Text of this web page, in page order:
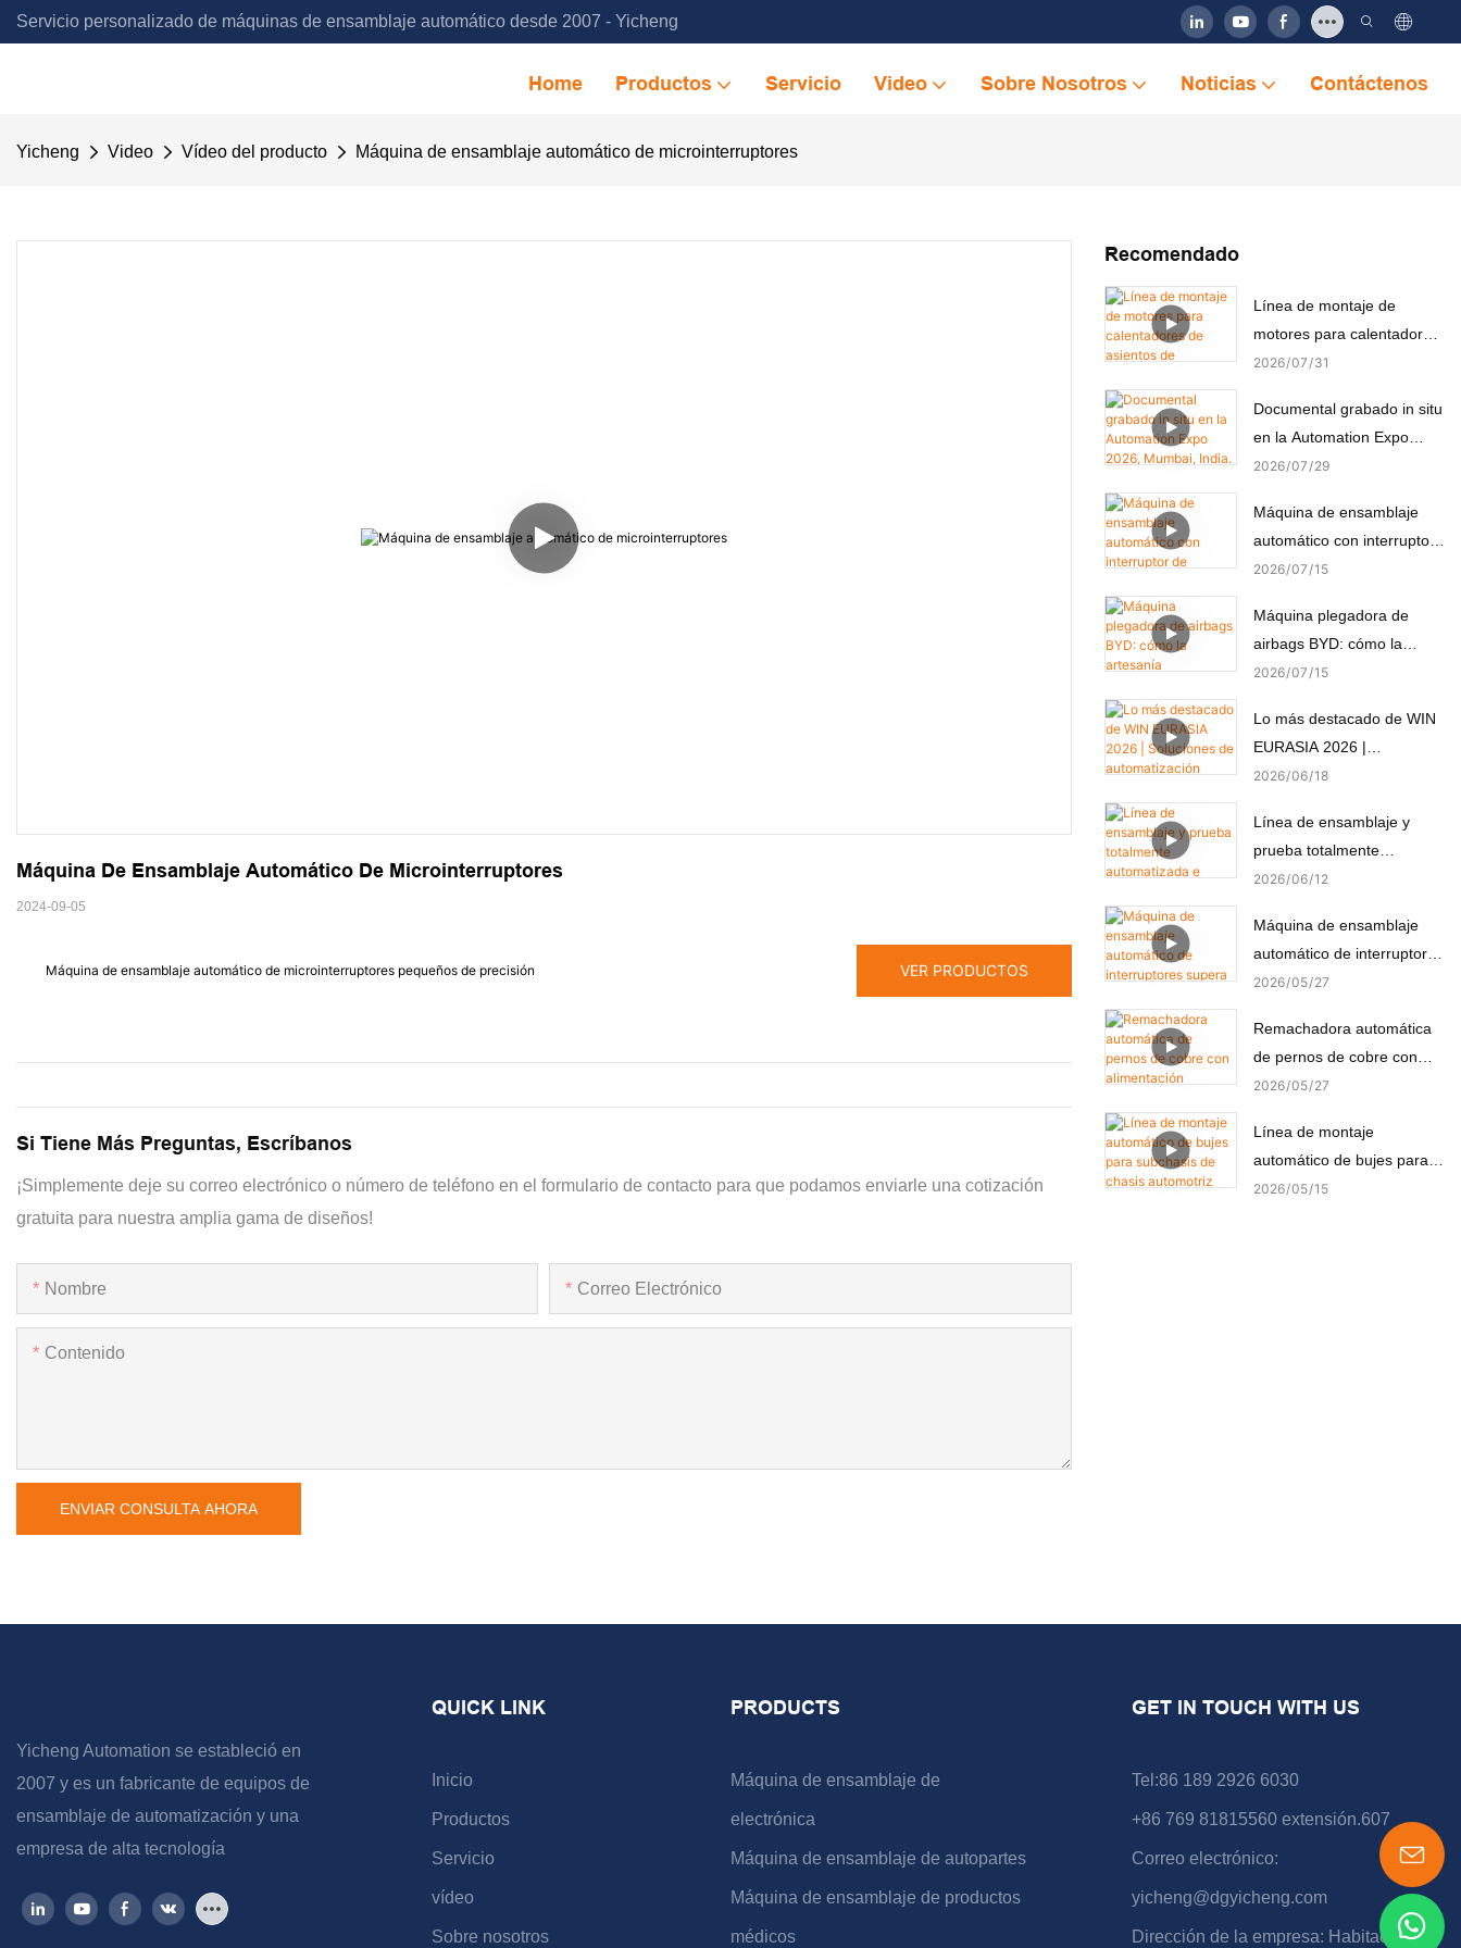
Servicio personalizado de máquinas de ensamblaje automático desde 2007 - Yicheng
Home Productos Servicio Video Sobre Nosotros Noticias Contáctenos
Yicheng Video Vídeo del producto Máquina de ensamblaje automático de microinterruptores
Máquina De Ensamblaje Automático De Microinterruptores
2024-09-05
Máquina de ensamblaje automático de microinterruptores pequeños de precisión VER PRODUCTOS
Si Tiene Más Preguntas, Escríbanos
¡Simplemente deje su correo electrónico o número de teléfono en el formulario de contacto para que podamos enviarle una cotización
gratuita para nuestra amplia gama de diseños!
Nombre Correo Electrónico
Contenido
ENVIAR CONSULTA AHORA
Recomendado
Línea de montaje de
motores para calentadores
de asientos de automóviles
2026 07 31
Documental grabado in situ
en la Automation Expo
2026, Mumbai, India.
2026 07 29
Máquina de ensamblaje
automático con interruptor
de alimentación, montaje y
2026 07 15
Máquina plegadora de
airbags BYD: cómo la
artesanía automatizada
2026 07 15
Lo más destacado de WIN
EURASIA 2026 |
Soluciones de
personalizadas para
electrónica, automoción,
medicina y motores
2026 06 18
Línea de ensamblaje y
prueba totalmente
automatizada e integrada
(componentes no estándar)
2026 06 12
Máquina de ensamblaje
automático de interruptores
supera con éxito la prueba
2026 05 27
Remachadora automática
de pernos de cobre con
alimentación automática y
2026 05 27
Línea de montaje
automático de bujes para
subchasis de chasis
2026 05 15
Yicheng Automation se estableció en
2007 y es un fabricante de equipos de
ensamblaje de automatización y una
empresa de alta tecnología
QUICK LINK
Inicio
Productos
Servicio
vídeo
Sobre nosotros
PRODUCTS
Máquina de ensamblaje de
electrónica
Máquina de ensamblaje de autopartes
Máquina de ensamblaje de productos
médicos
GET IN TOUCH WITH US
Tel:86 189 2926 6030
+86 769 81815560 extensión.607
Correo electrónico:
yicheng@dgyicheng.com
Dirección de la empresa: Habitación